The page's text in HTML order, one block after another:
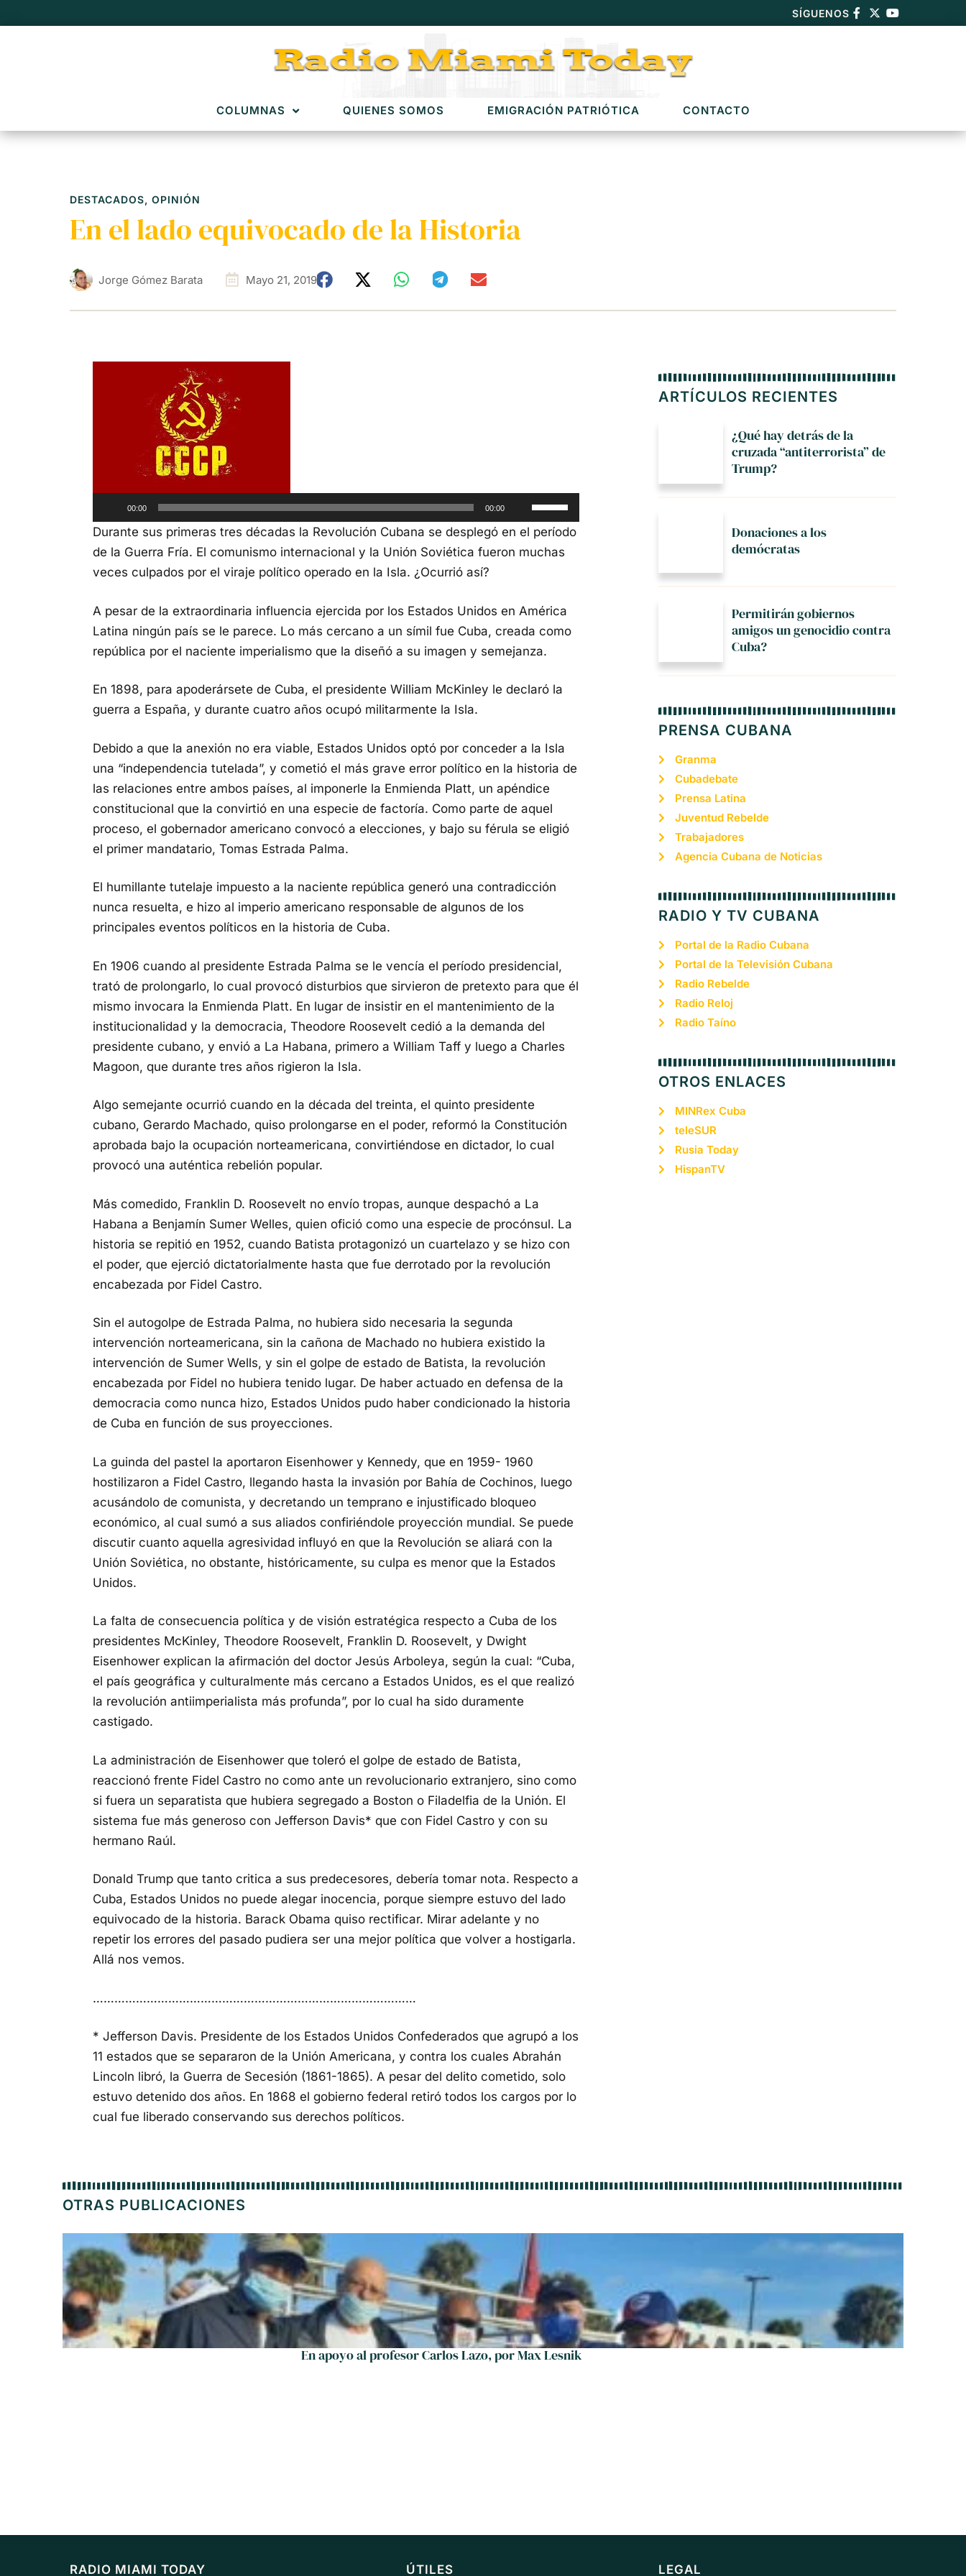
SÍGUENOS
COLUMNAS QUIENES SOMOS EMIGRACIÓN PATRIÓTICA CONTACTO
DESTACADOS, OPINIÓN
En el lado equivocado de la Historia
Jorge Gómez Barata Mayo 21, 2019
00:00 00:00
Utiliza
las
teclas
arriba/abajo
disminuir
Durante sus primeras tres décadas la Revolución Cubana se desplegó en el período
de la Guerra Fría. El comunismo internacional y la Unión Soviética fueron muchas
veces culpados por el viraje político operado en la Isla. ¿Ocurrió así?
A pesar de la extraordinaria influencia ejercida por los Estados Unidos en América
Latina ningún país se le parece. Lo más cercano a un símil fue Cuba, creada como
república por el naciente imperialismo que la diseñó a su imagen y semejanza.
En 1898, para apoderársete de Cuba, el presidente William McKinley le declaró la
guerra a España, y durante cuatro años ocupó militarmente la Isla.
Debido a que la anexión no era viable, Estados Unidos optó por conceder a la Isla
una “independencia tutelada”, y cometió el más grave error político en la historia de
las relaciones entre ambos países, al imponerle la Enmienda Platt, un apéndice
constitucional que la convirtió en una especie de factoría. Como parte de aquel
proceso, el gobernador americano convocó a elecciones, y bajo su férula se eligió
el primer mandatario, Tomas Estrada Palma.
El humillante tutelaje impuesto a la naciente república generó una contradicción
nunca resuelta, e hizo al imperio americano responsable de algunos de los
principales eventos políticos en la historia de Cuba.
En 1906 cuando al presidente Estrada Palma se le vencía el período presidencial,
trató de prolongarlo, lo cual provocó disturbios que sirvieron de pretexto para que él
mismo invocara la Enmienda Platt. En lugar de insistir en el mantenimiento de la
institucionalidad y la democracia, Theodore Roosevelt cedió a la demanda del
presidente cubano, y envió a La Habana, primero a William Taff y luego a Charles
Magoon, que durante tres años rigieron la Isla.
Algo semejante ocurrió cuando en la década del treinta, el quinto presidente
cubano, Gerardo Machado, quiso prolongarse en el poder, reformó la Constitución
aprobada bajo la ocupación norteamericana, convirtiéndose en dictador, lo cual
provocó una auténtica rebelión popular.
Más comedido, Franklin D. Roosevelt no envío tropas, aunque despachó a La
Habana a Benjamín Sumer Welles, quien ofició como una especie de procónsul. La
historia se repitió en 1952, cuando Batista protagonizó un cuartelazo y se hizo con
el poder, que ejerció dictatorialmente hasta que fue derrotado por la revolución
encabezada por Fidel Castro.
Sin el autogolpe de Estrada Palma, no hubiera sido necesaria la segunda
intervención norteamericana, sin la cañona de Machado no hubiera existido la
intervención de Sumer Wells, y sin el golpe de estado de Batista, la revolución
encabezada por Fidel no hubiera tenido lugar. De haber actuado en defensa de la
democracia como nunca hizo, Estados Unidos pudo haber condicionado la historia
de Cuba en función de sus proyecciones.
La guinda del pastel la aportaron Eisenhower y Kennedy, que en 1959- 1960
hostilizaron a Fidel Castro, llegando hasta la invasión por Bahía de Cochinos, luego
acusándolo de comunista, y decretando un temprano e injustificado bloqueo
económico, al cual sumó a sus aliados confiriéndole proyección mundial. Se puede
discutir cuanto aquella agresividad influyó en que la Revolución se aliará con la
Unión Soviética, no obstante, históricamente, su culpa es menor que la Estados
Unidos.
La falta de consecuencia política y de visión estratégica respecto a Cuba de los
presidentes McKinley, Theodore Roosevelt, Franklin D. Roosevelt, y Dwight
Eisenhower explican la afirmación del doctor Jesús Arboleya, según la cual: “Cuba,
el país geográfica y culturalmente más cercano a Estados Unidos, es el que realizó
la revolución antiimperialista más profunda”, por lo cual ha sido duramente
castigado.
La administración de Eisenhower que toleró el golpe de estado de Batista,
reaccionó frente Fidel Castro no como ante un revolucionario extranjero, sino como
si fuera un separatista que hubiera segregado a Boston o Filadelfia de la Unión. El
sistema fue más generoso con Jefferson Davis* que con Fidel Castro y con su
hermano Raúl.
Donald Trump que tanto critica a sus predecesores, debería tomar nota. Respecto a
Cuba, Estados Unidos no puede alegar inocencia, porque siempre estuvo del lado
equivocado de la historia. Barack Obama quiso rectificar. Mirar adelante y no
repetir los errores del pasado pudiera ser una mejor política que volver a hostigarla.
Allá nos vemos.
………………………………………………………………………………
* Jefferson Davis. Presidente de los Estados Unidos Confederados que agrupó a los
11 estados que se separaron de la Unión Americana, y contra los cuales Abrahán
Lincoln libró, la Guerra de Secesión (1861-1865). A pesar del delito cometido, solo
estuvo detenido dos años. En 1868 el gobierno federal retiró todos los cargos por lo
cual fue liberado conservando sus derechos políticos.
ARTÍCULOS RECIENTES
¿Qué hay detrás de la
cruzada “antiterrorista” de
Trump?
Donaciones a los
demócratas
Permitirán gobiernos
amigos un genocidio contra
Cuba?
PRENSA CUBANA
Granma
Cubadebate
Prensa Latina
Juventud Rebelde
Trabajadores
Agencia Cubana de Noticias
RADIO Y TV CUBANA
Portal de la Radio Cubana
Portal de la Televisión Cubana
Radio Rebelde
Radio Reloj
Radio Taíno
OTROS ENLACES
MINRex Cuba
teleSUR
Rusia Today
HispanTV
OTRAS PUBLICACIONES
En apoyo al profesor Carlos Lazo, por Max Lesnik
RADIO MIAMI TODAY ÚTILES LEGAL